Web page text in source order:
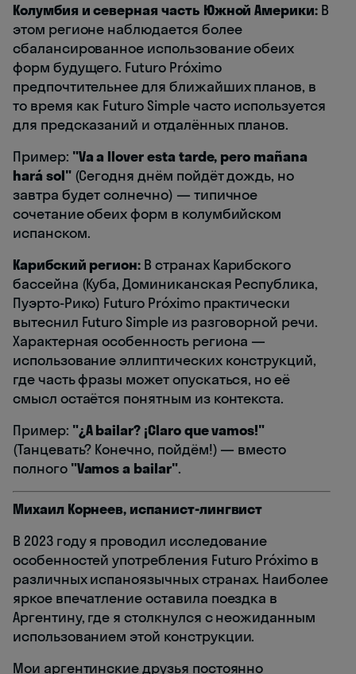
Колумбия и северная часть Южной Америки: В
этом регионе наблюдается более
сбалансированное использование обеих
форм будущего. Futuro Próximo
предпочтительнее для ближайших планов, в
то время как Futuro Simple часто используется
для предсказаний и отдалённых планов.
Пример: "Va a llover esta tarde, pero mañana
hará sol"(Сегодня днём пойдёт дождь, но
завтра будет солнечно) — типичное
сочетание обеих форм в колумбийском
испанском.
Карибский регион: В странах Карибского
бассейна (Куба, Доминиканская Республика,
Пуэрто-Рико) Futuro Próximo практически
вытеснил Futuro Simple из разговорной речи.
Характерная особенность региона —
использование эллиптических конструкций,
где часть фразы может опускаться, но её
смысл остаётся понятным из контекста.
Пример: "¿A bailar? ¡Claro que vamos!"
(Танцевать? Конечно, пойдём!) — вместо
полного "Vamos a bailar".
Михаил Корнеев, испанист-лингвист
В 2023 году я проводил исследование
особенностей употребления Futuro Próximo в
различных испаноязычных странах. Наиболее
яркое впечатление оставила поездка в
Аргентину, где я столкнулся с неожиданным
использованием этой конструкции.
Мои аргентинские друзья постоянно